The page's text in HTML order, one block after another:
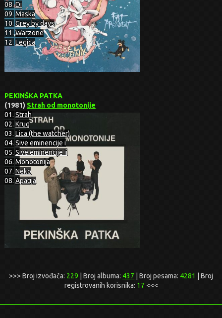
08.Di
09.Maska
10.Grey by days
11.Warzone
12.Legica
PEKINŠKA PATKA
(1981) Strah od monotonije
01. Strah
02. Krug
03. Lica (the watcher)
04. Sive eminencije i
05. Sive eminencije ii
06. Monotonija
07. Neko
08. Apatija
>>> Broj izvođača: 229 | Broj albuma: 437 | Broj pesama: 4281
| Broj
registrovanih korisnika: 17 <<<